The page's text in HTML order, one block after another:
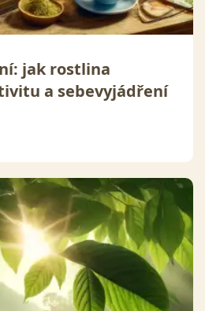
jak rostlina
a sebevyjádření